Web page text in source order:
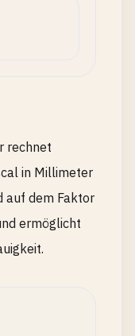
rechnet
in Millimeter
auf dem Faktor
ermöglicht